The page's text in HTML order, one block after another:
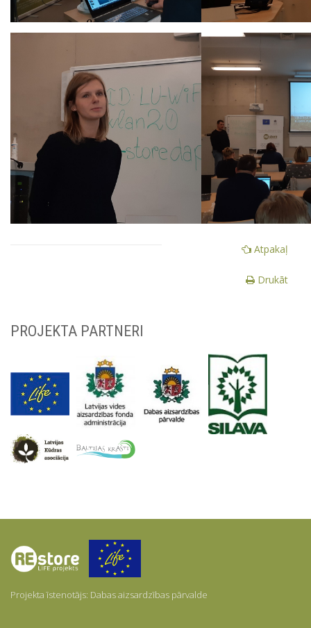
Atpakaļ
Drukāt
PROJEKTA PARTNERI
Par
mums
Projekta īstenotājs: Dabas aizsardzības pārvalde